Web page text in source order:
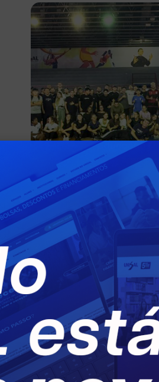
Curso de Educação
UNISAL Lorena
integração entre